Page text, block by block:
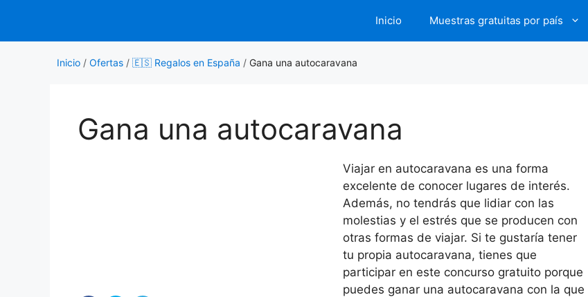
contenido
Inicio Muestras gratuitas por país
Inicio / Ofertas / 🇪🇸 Regalos en España / Gana una autocaravana
Gana una autocaravana
Viajar en autocaravana es una forma
excelente de conocer lugares de interés.
Además, no tendrás que lidiar con las
molestias y el estrés que se producen con
otras formas de viajar. Si te gustaría tener
tu propia autocaravana, tienes que
participar en este concurso gratuito porque
puedes ganar una autocaravana con la que